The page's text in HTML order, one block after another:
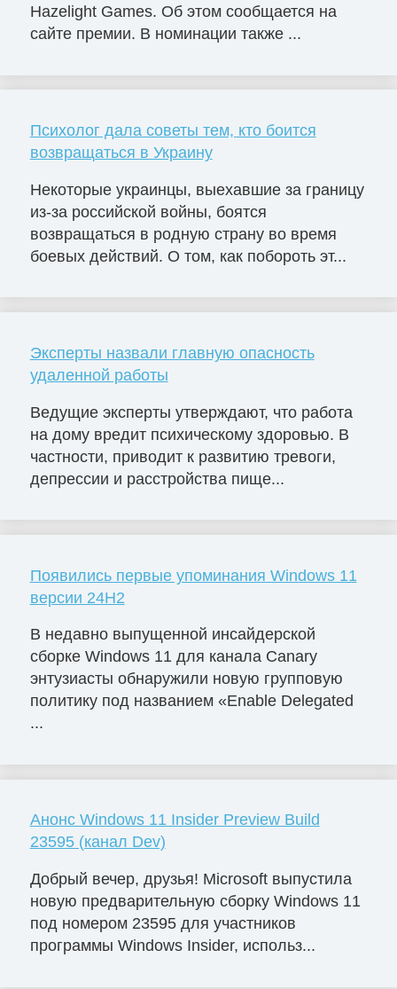
Hazelight Games. Об этом сообщается на
сайте премии. В номинации также ...
Психолог дала советы тем, кто боится
возвращаться в Украину
Некоторые украинцы, выехавшие за границу
из-за российской войны, боятся
возвращаться в родную страну во время
боевых действий. О том, как побороть эт...
Эксперты назвали главную опасность
удаленной работы
Ведущие эксперты утверждают, что работа
на дому вредит психическому здоровью. В
частности, приводит к развитию тревоги,
депрессии и расстройства пище...
Появились первые упоминания Windows 11
версии 24H2
В недавно выпущенной инсайдерской
сборке Windows 11 для канала Canary
энтузиасты обнаружили новую групповую
политику под названием «Enable Delegated
...
Анонс Windows 11 Insider Preview Build
23595 (канал Dev)
Добрый вечер, друзья! Microsoft выпустила
новую предварительную сборку Windows 11
под номером 23595 для участников
программы Windows Insider, использ...